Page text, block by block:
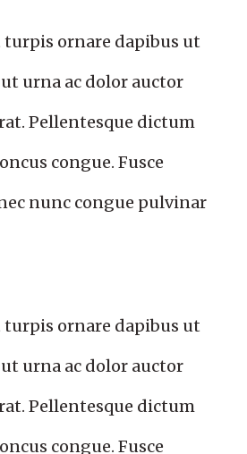
turpis ornare dapibus ut
urna ac dolor auctor
Pellentesque dictum
congue. Fusce
nunc congue pulvinar
turpis ornare dapibus ut
urna ac dolor auctor
Pellentesque dictum
congue. Fusce